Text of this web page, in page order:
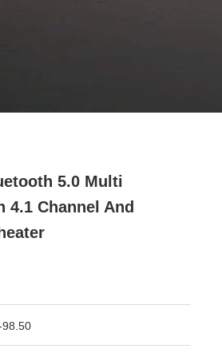
5.0 Multi
Channel And